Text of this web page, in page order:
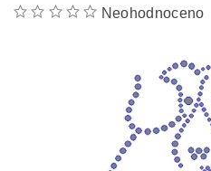
Neohodnoceno